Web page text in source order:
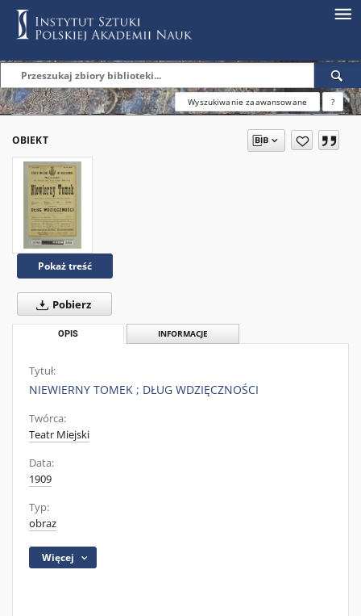
Wyszukiwanie zaawansowane ?
OBIEKT
Pokaż treść
Pobierz
OPIS INFORMACJE
Tytuł:
NIEWIERNY TOMEK ; DŁUG WDZIĘCZNOŚCI
Twórca:
Teatr Miejski
Data:
1909
Typ:
obraz
Więcej